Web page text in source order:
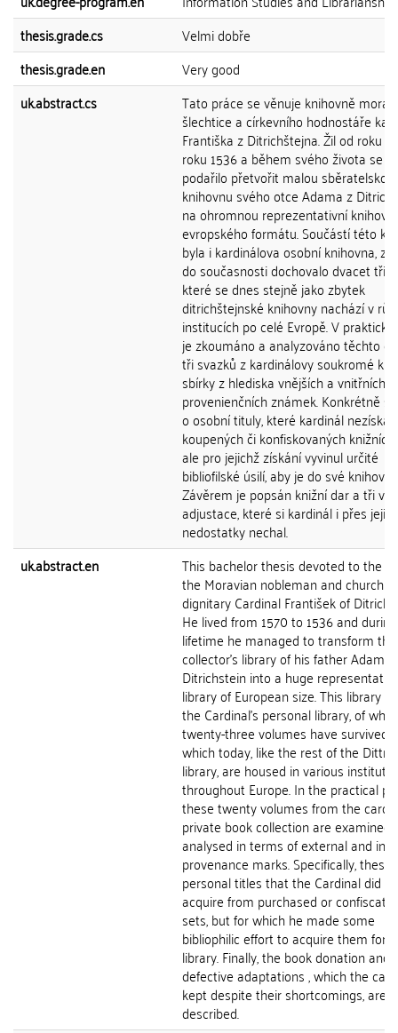
thesis.grade.cs
Velmi dobře
thesis.grade.en
Very good
uk.abstract.cs
Tato práce se věnuje knihovně
šlechtice a církevního hodnostáře
Františka z Ditrichštejna. Žil od roku
roku 1536 a během svého života se
podařilo přetvořit malou sběratelskou
knihovnu svého otce Adama z
na ohromnou reprezentativní
evropského formátu. Součástí této
byla i kardinálova osobní knihovna, z
do současnosti dochovalo dvacet tři
které se dnes stejně jako zbytek
ditrichštejnské knihovny nachází v
institucích po celé Evropě. V
je zkoumáno a analyzováno těchto
tři svazků z kardinálovy soukromé
sbírky z hlediska vnějších a vnitřních
provenienčních známek. Konkrétně
o osobní tituly, které kardinál nezískal
koupených či konfiskovaných
ale pro jejichž získání vyvinul určité
bibliofilské úsilí, aby je do své
Závěrem je popsán knižní dar a tři
adjustace, které si kardinál i přes jejich
nedostatky nechal.
uk.abstract.en
This bachelor thesis devoted to the
the Moravian nobleman and church
dignitary Cardinal František of
He lived from 1570 to 1536 and
lifetime he managed to transform
collector's library of his father Adam of
Ditrichstein into a huge
library of European size. This library
the Cardinal's personal library, of
twenty-three volumes have survived,
which today, like the rest of the
library, are housed in various
throughout Europe. In the practical
these twenty volumes from the
private book collection are examined
analysed in terms of external and
provenance marks. Specifically, these
personal titles that the Cardinal did
acquire from purchased or
sets, but for which he made some
bibliophilic effort to acquire them for
library. Finally, the book donation and
defective adaptations , which the
kept despite their shortcomings, are
described.